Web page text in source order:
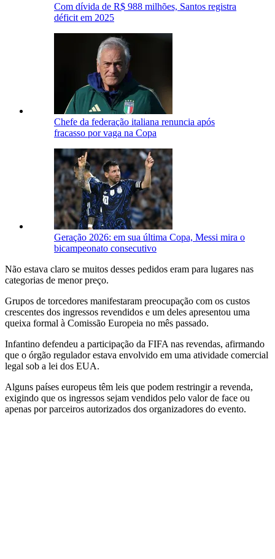
Com dívida de R$ 988 milhões, Santos registra
déficit em 2025
Chefe da federação italiana renuncia após
fracasso por vaga na Copa
Geração 2026: em sua última Copa, Messi mira o
bicampeonato consecutivo
Não estava claro se muitos desses pedidos eram para lugares nas
categorias de menor preço.
Grupos de torcedores manifestaram preocupação com os custos
crescentes dos ingressos revendidos e um deles apresentou uma
queixa formal à Comissão Europeia no mês passado.
Infantino defendeu a participação da FIFA nas revendas, afirmando
que o órgão regulador estava envolvido em uma atividade comercial
legal sob a lei dos EUA.
Alguns países europeus têm leis que podem restringir a revenda,
exigindo que os ingressos sejam vendidos pelo valor de face ou
apenas por parceiros autorizados dos organizadores do evento.